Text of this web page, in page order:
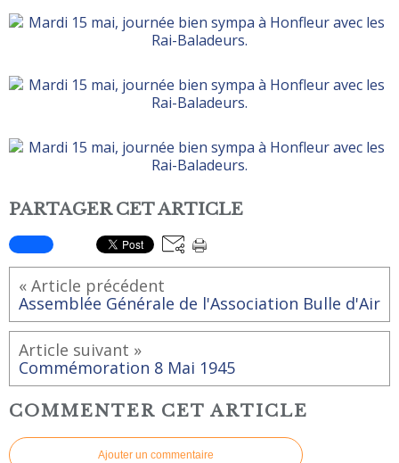
PARTAGER CET ARTICLE
« Article précédent
Assemblée Générale de l'Association Bulle d'Air
Article suivant »
Commémoration 8 Mai 1945
COMMENTER CET ARTICLE
Ajouter un commentaire